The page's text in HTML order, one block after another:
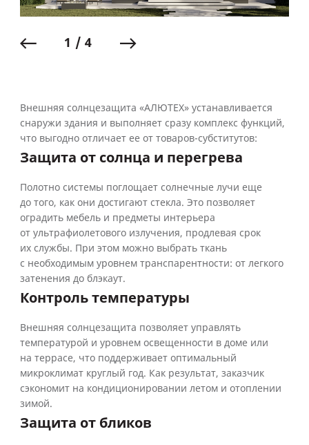
1 / 4
Внешняя солнцезащита «АЛЮТЕХ» устанавливается
снаружи здания и выполняет сразу комплекс функций,
что выгодно отличает ее от товаров-субститутов:
Защита от солнца и перегрева
Полотно системы поглощает солнечные лучи еще
до того, как они достигают стекла. Это позволяет
оградить мебель и предметы интерьера
от ультрафиолетового излучения, продлевая срок
их службы. При этом можно выбрать ткань
с необходимым уровнем транспарентности: от легкого
затенения до блэкаут.
Контроль температуры
Внешняя солнцезащита позволяет управлять
температурой и уровнем освещенности в доме или
на террасе, что поддерживает оптимальный
микроклимат круглый год. Как результат, заказчик
сэкономит на кондиционировании летом и отоплении
зимой.
Защита от бликов